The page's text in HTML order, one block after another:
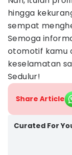
hingga
sempat
Semoga
otomotif kamu
keselamatan
Sedulur!
Share Article
Curated For